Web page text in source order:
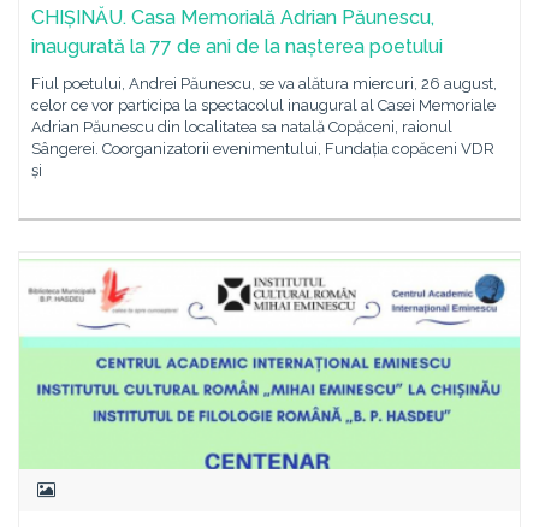
CHIȘINĂU. Casa Memorială Adrian Păunescu,
inaugurată la 77 de ani de la nașterea poetului
Fiul poetului, Andrei Păunescu, se va alătura miercuri, 26 august,
celor ce vor participa la spectacolul inaugural al Casei Memoriale
Adrian Păunescu din localitatea sa natală Copăceni, raionul
Sângerei. Coorganizatorii evenimentului, Fundația copăceni VDR
și